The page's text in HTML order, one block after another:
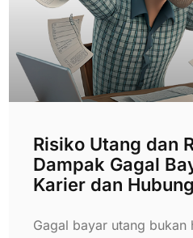
Risiko Utang dan
Dampak Gagal
Karier dan
Gagal bayar utang bukan